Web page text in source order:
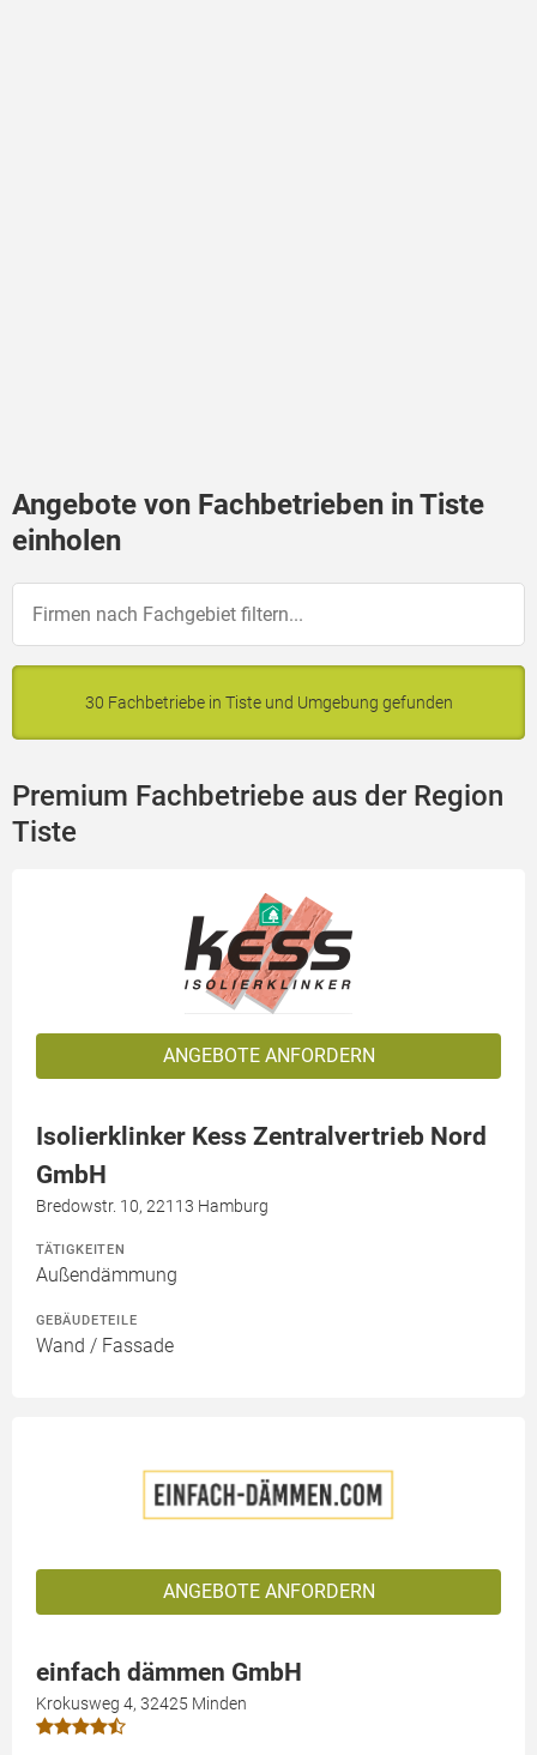
Angebote von Fachbetrieben in Tiste
einholen
30 Fachbetriebe in Tiste und Umgebung gefunden
Premium Fachbetriebe aus der Region
Tiste
ANGEBOTE ANFORDERN
Isolierklinker Kess Zentralvertrieb Nord
GmbH
Bredowstr. 10, 22113 Hamburg
TÄTIGKEITEN
Außendämmung
GEBÄUDETEILE
Wand / Fassade
ANGEBOTE ANFORDERN
einfach dämmen GmbH
Krokusweg 4, 32425 Minden